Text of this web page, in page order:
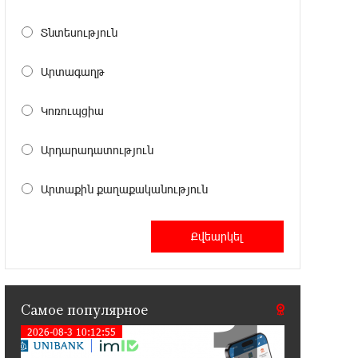
Бывший премьер-министр Словакии
заключенных, осужденных в Азербайджане
12:17:04 23-07-2026
Азербайджан? Аршак Карапетян
При поддержке Ucom в спортивной
школе Вайка установлена солнечная
электростанция мощностью 15 кВт
20:50:22 22-07-2026
Новые финансовые навыки на
Տնտեսություն
Արտագաղթ
Կոռուպցիա
Արդարադատություն
Արտաքին քաղաքականություն
Самое популярное
2026-08-3 10:12:55